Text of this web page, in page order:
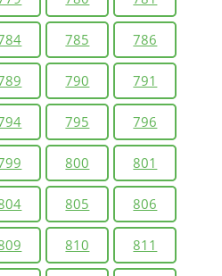
785 786
790 791
795 796
800 801
805 806
810 811